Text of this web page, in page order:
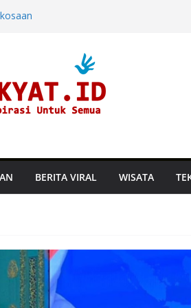
dan
di Hayam
Perusahaan
BERITA VIRAL WISATA